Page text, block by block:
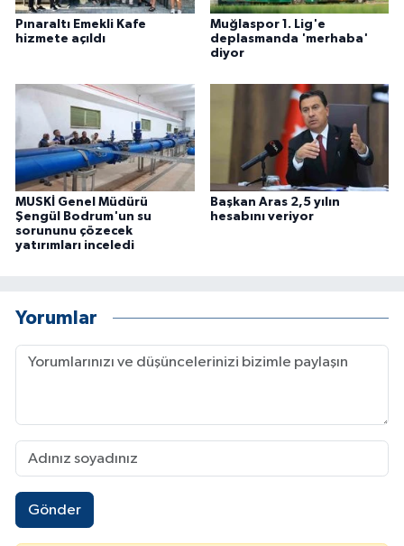
Pınaraltı Emekli Kafe
hizmete açıldı
Muğlaspor 1. Lig'e
deplasmanda 'merhaba'
diyor
MUSKİ Genel Müdürü
Şengül Bodrum'un su
sorununu çözecek
yatırımları inceledi
Başkan Aras 2,5 yılın
hesabını veriyor
Yorumlar
Gönder